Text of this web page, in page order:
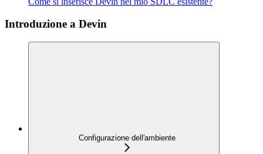
Introduzione a Devin
Configurazione dell'ambiente